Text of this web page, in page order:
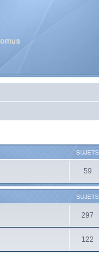
SUJETS
59
SUJETS
297
122